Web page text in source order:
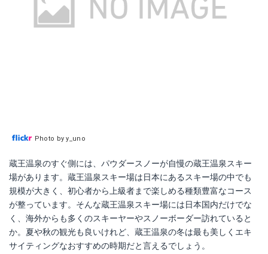
Photo by y_uno
蔵王温泉のすぐ側には、パウダースノーが自慢の蔵王温泉スキー
場があります。蔵王温泉スキー場は日本にあるスキー場の中でも
規模が大きく、初心者から上級者まで楽しめる種類豊富なコース
が整っています。そんな蔵王温泉スキー場には日本国内だけでな
く、海外からも多くのスキーヤーやスノーボーダー訪れていると
か。夏や秋の観光も良いけれど、蔵王温泉の冬は最も美しくエキ
サイティングなおすすめの時期だと言えるでしょう。